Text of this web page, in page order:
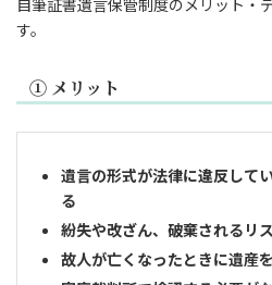
す。
① メリット
遺言の形式が法律に違反して
る
紛失や改ざん、破棄されるリ
故人が亡くなったときに遺産